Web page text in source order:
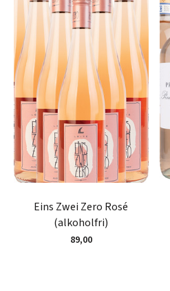
Eins Zwei Zero Rosé
(alkoholfri)
89,00